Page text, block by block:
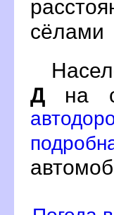
сёлами
Д на